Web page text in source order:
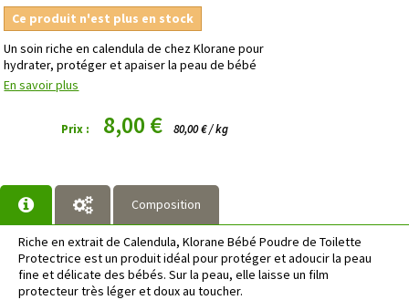
Ce produit n'est plus en stock
Un soin riche en calendula de chez Klorane pour
hydrater, protéger et apaiser la peau de bébé
En savoir plus
Prix : 8,00 € 80,00 € / kg
Composition
Riche en extrait de Calendula, Klorane Bébé Poudre de Toilette
Protectrice est un produit idéal pour protéger et adoucir la peau
fine et délicate des bébés. Sur la peau, elle laisse un film
protecteur très léger et doux au toucher.